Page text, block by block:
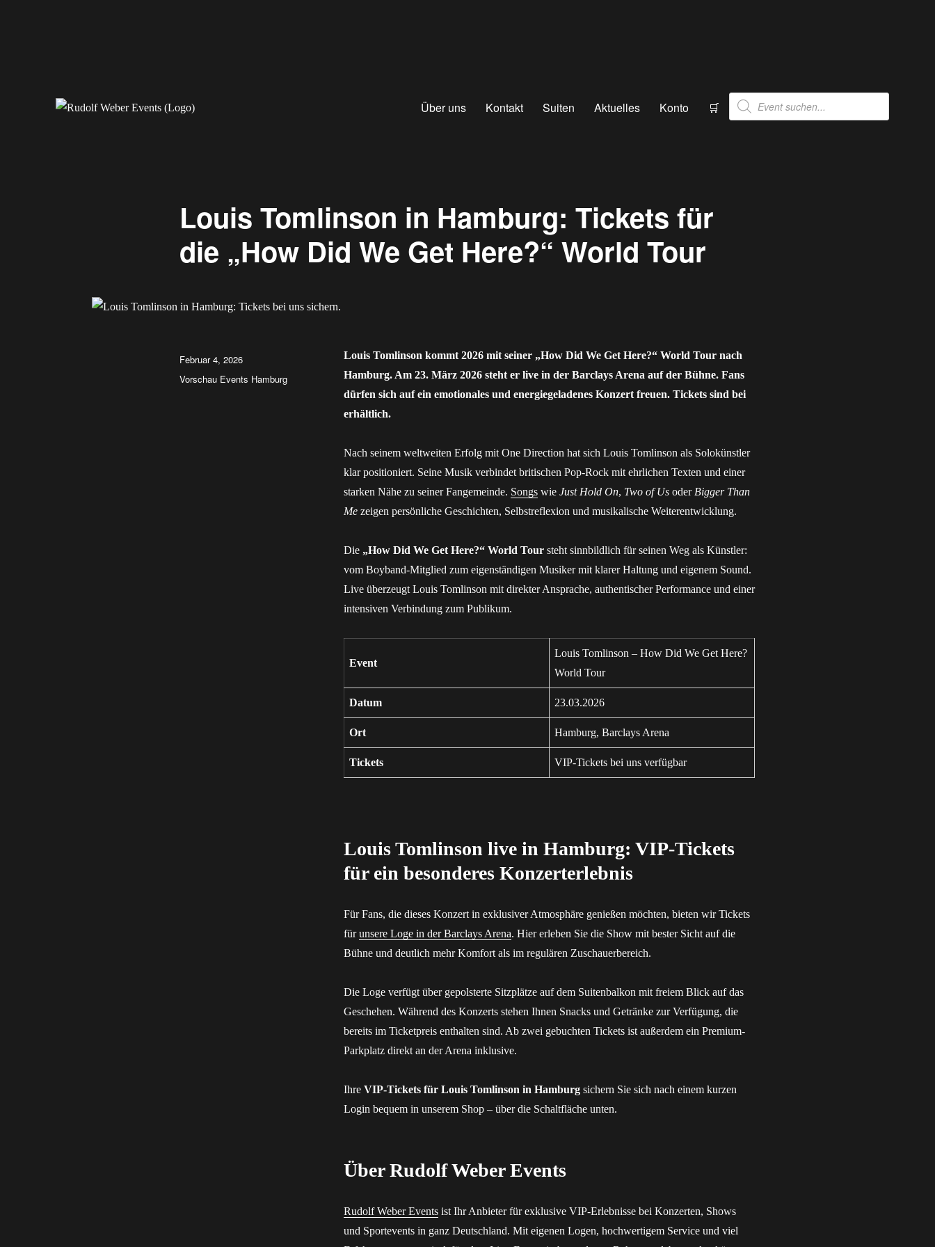
Über uns Kontakt Suiten Aktuelles Konto 🛒
Products
search
Louis Tomlinson in Hamburg: Tickets für
die „How Did We Get Here?“ World Tour
Louis Tomlinson kommt 2026 mit seiner „How Did We Get Here?“ World Tour nach
Hamburg. Am 23. März 2026 steht er live in der Barclays Arena auf der Bühne. Fans
dürfen sich auf ein emotionales und energiegeladenes Konzert freuen. Tickets sind bei
erhältlich.
Nach seinem weltweiten Erfolg mit One Direction hat sich Louis Tomlinson als Solokünstler
klar positioniert. Seine Musik verbindet britischen Pop-Rock mit ehrlichen Texten und einer
starken Nähe zu seiner Fangemeinde. Songs wieJust Hold On, Two of Us oder Bigger Than
Me zeigen persönliche Geschichten, Selbstreflexion und musikalische Weiterentwicklung.
Die „How Did We Get Here?“ World Tour steht sinnbildlich für seinen Weg als Künstler:
vom Boyband-Mitglied zum eigenständigen Musiker mit klarer Haltung und eigenem Sound.
Live überzeugt Louis Tomlinson mit direkter Ansprache, authentischer Performance und einer
intensiven Verbindung zum Publikum.
Event
Louis Tomlinson – How Did We Get Here?
World Tour
Datum 23.03.2026
Ort Hamburg, Barclays Arena
Tickets VIP-Tickets bei uns verfügbar
Louis Tomlinson live in Hamburg: VIP-Tickets
für ein besonderes Konzerterlebnis
Für Fans, die dieses Konzert in exklusiver Atmosphäre genießen möchten, bieten wir Tickets
fürunsere Loge in der Barclays Arena. Hier erleben Sie die Show mit bester Sicht auf die
Bühne und deutlich mehr Komfort als im regulären Zuschauerbereich.
Die Loge verfügt über gepolsterte Sitzplätze auf dem Suitenbalkon mit freiem Blick auf das
Geschehen. Während des Konzerts stehen Ihnen Snacks und Getränke zur Verfügung, die
bereits im Ticketpreis enthalten sind. Ab zwei gebuchten Tickets ist außerdem ein Premium-
Parkplatz direkt an der Arena inklusive.
IhreVIP-Tickets für Louis Tomlinson in Hamburg sichern Sie sich nach einem kurzen
Login bequem in unserem Shop – über die Schaltfläche unten.
Über Rudolf Weber Events
Rudolf Weber Events ist Ihr Anbieter für exklusive VIP-Erlebnisse bei Konzerten, Shows
und Sportevents in ganz Deutschland. Mit eigenen Logen, hochwertigem Service und viel
Autor
Veröffentlicht
am
Februar 4, 2026
Kategorien
Vorschau Events Hamburg